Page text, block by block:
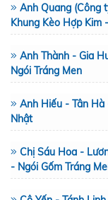
Anh Quang (Công
Khung Kèo Hợp Kim
Anh Thành - Gia
Ngói Tráng Men
Anh Hiếu - Tân Hà
Nhật
Chị Sáu Hoa -
- Ngói Gốm Tráng